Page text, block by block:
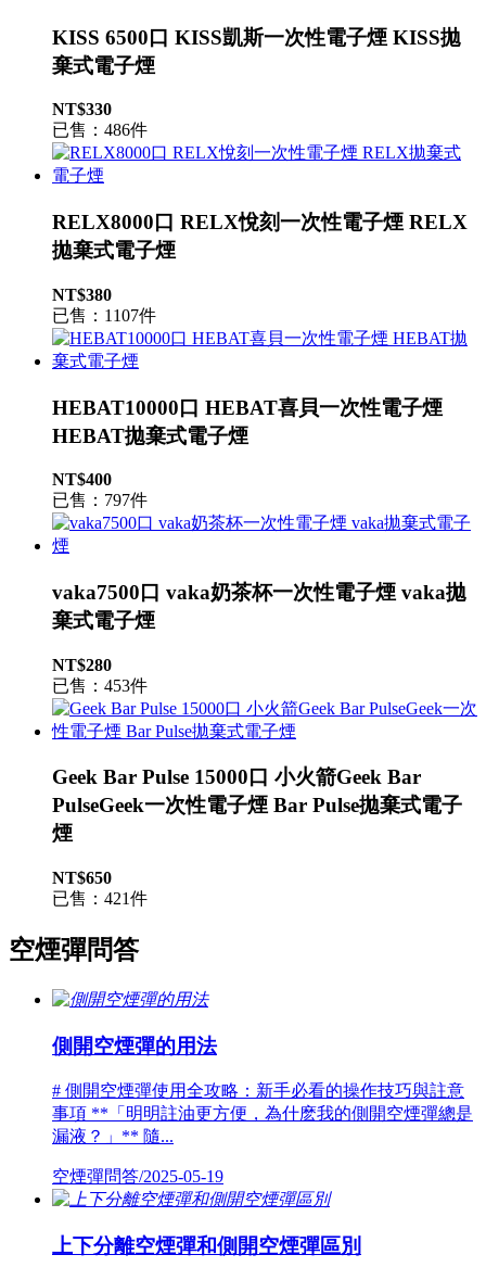
KISS 6500口 KISS凱斯一次性電子煙 KISS拋
棄式電子煙
NT$330
已售：486件
RELX8000口 RELX悅刻一次性電子煙 RELX
拋棄式電子煙
NT$380
已售：1107件
HEBAT10000口 HEBAT喜貝一次性電子煙
HEBAT拋棄式電子煙
NT$400
已售：797件
vaka7500口 vaka奶茶杯一次性電子煙 vaka拋
棄式電子煙
NT$280
已售：453件
Geek Bar Pulse 15000口 小火箭Geek Bar
PulseGeek一次性電子煙 Bar Pulse拋棄式電子
煙
NT$650
已售：421件
空煙彈問答
側開空煙彈的用法
# 側開空煙彈使用全攻略：新手必看的操作技巧與註意
事項 **「明明註油更方便，為什麽我的側開空煙彈總是
漏液？」** 隨...
空煙彈問答/2025-05-19
上下分離空煙彈和側開空煙彈區別